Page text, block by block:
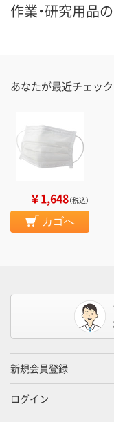
作業・研究用品
あなたが最近チェッ
￥1,648（税込）
カゴへ
新規会員登録
ログイン